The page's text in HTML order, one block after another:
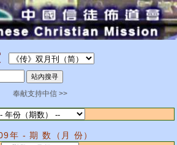
奉献支持中信 >>
年 - 期 数（月 份）